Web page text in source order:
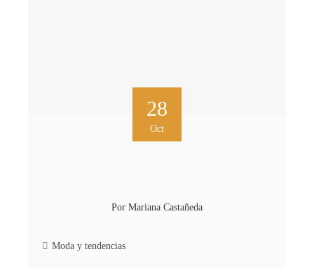
28
Oct
Por Mariana Castañeda
Moda y tendencias